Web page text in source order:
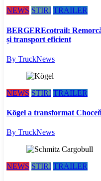
NEWS STIRI TRAILER
BERGEREcotrail:
și transport eficient
By TruckNews
NEWS STIRI TRAILER
Kögel a transformat
By TruckNews
NEWS STIRI TRAILER